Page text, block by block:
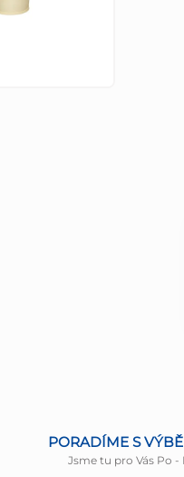
PORADÍME S
Jsme tu pro Vás Po -